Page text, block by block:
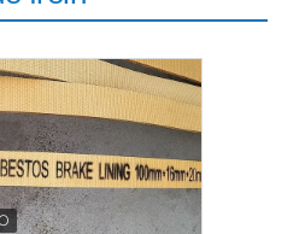
tissé de doublure